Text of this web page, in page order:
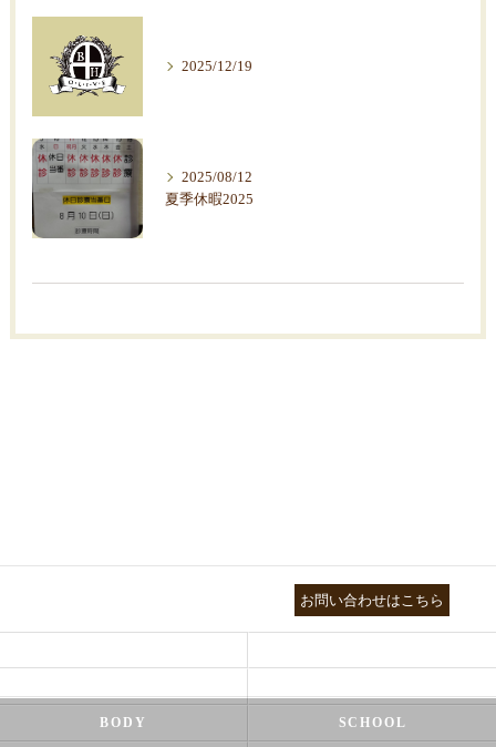
2025/12/19
2025/08/12
夏季休暇2025
お問い合わせはこちら
BODY SCHOOL